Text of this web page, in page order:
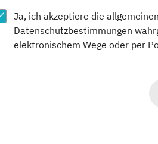
Ja, ich akzeptiere die allgemeinen
Datenschutzbestimmungen
elektronischem Wege oder per